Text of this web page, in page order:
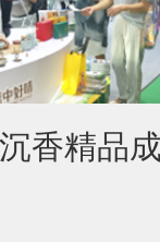
香精品